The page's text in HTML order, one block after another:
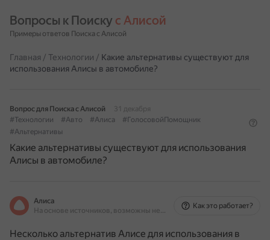
Вопросы к Поиску с Алисой
Примеры ответов Поиска с Алисой
Главная / Технологии / Какие альтернативы существуют для
использования Алисы в автомобиле?
Вопрос для Поиска с Алисой
31 декабря
#Технологии
#Авто #Алиса
#ГолосовойПомощник
#Альтернативы
Какие альтернативы существуют для использования
Алисы в автомобиле?
Алиса
На основе источников, возможны неточности
Как это работает?
Несколько альтернатив Алисе для использования в